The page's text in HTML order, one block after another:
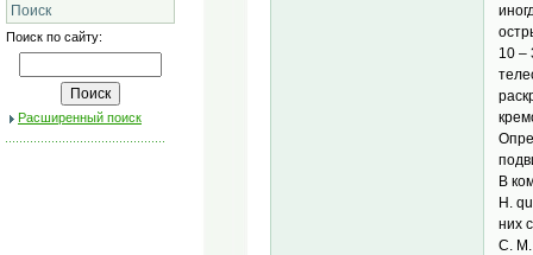
Поиск
Поиск по сайту:
Расширенный поиск
10 –
В
H.
них
C.